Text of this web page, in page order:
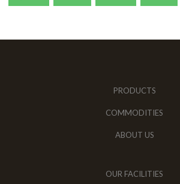
PRODUCTS
COMMODITIES
ABOUT US
OUR FACILITIES